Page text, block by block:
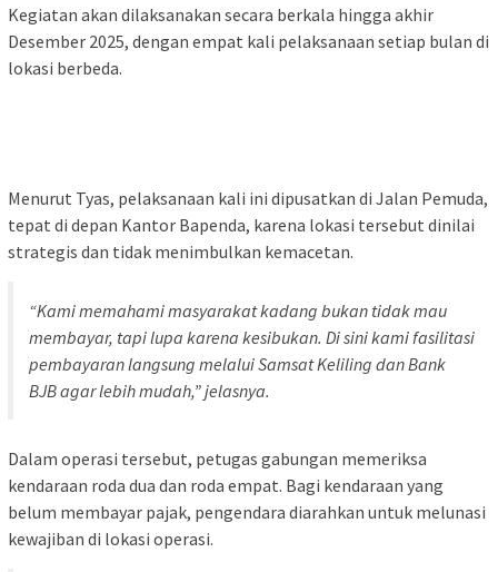
Kegiatan akan dilaksanakan secara berkala hingga akhir
Desember 2025, dengan empat kali pelaksanaan setiap bulan di
lokasi berbeda.
Menurut Tyas, pelaksanaan kali ini dipusatkan di Jalan Pemuda,
tepat di depan Kantor Bapenda, karena lokasi tersebut dinilai
strategis dan tidak menimbulkan kemacetan.
“Kami memahami masyarakat kadang bukan tidak mau
membayar, tapi lupa karena kesibukan. Di sini kami fasilitasi
pembayaran langsung melalui Samsat Keliling dan Bank
BJB agar lebih mudah,” jelasnya.
Dalam operasi tersebut, petugas gabungan memeriksa
kendaraan roda dua dan roda empat. Bagi kendaraan yang
belum membayar pajak, pengendara diarahkan untuk melunasi
kewajiban di lokasi operasi.